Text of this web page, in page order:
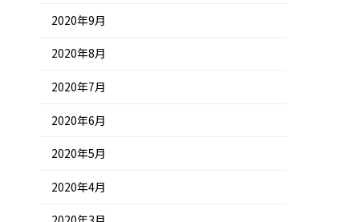
2020年9月
2020年8月
2020年7月
2020年6月
2020年5月
2020年4月